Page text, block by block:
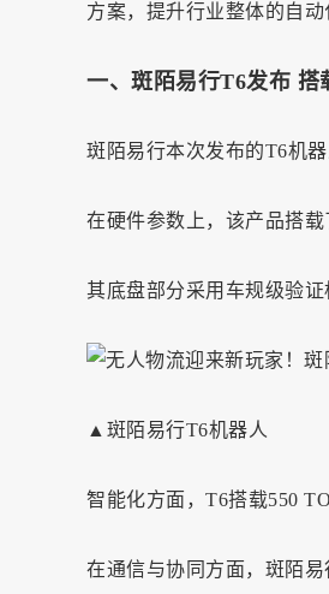
方案，提升行业整体的自动
一、斑陌易行T6发布 搭
斑陌易行本次发布的T6机
在硬件参数上，该产品搭
其底盘部分采用车规级验证
▲斑陌易行T6机器人
智能化方面，T6搭载550
在通信与协同方面，斑陌